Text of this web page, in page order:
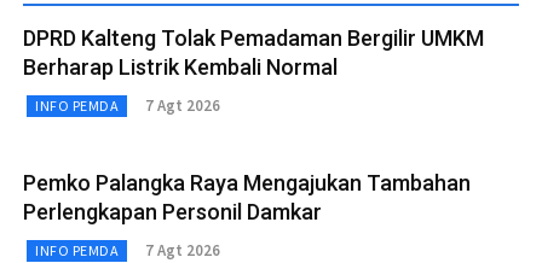
DPRD Kalteng Tolak Pemadaman Bergilir UMKM
Berharap Listrik Kembali Normal
INFO PEMDA 7 Agt 2026
Pemko Palangka Raya Mengajukan Tambahan
Perlengkapan Personil Damkar
INFO PEMDA 7 Agt 2026